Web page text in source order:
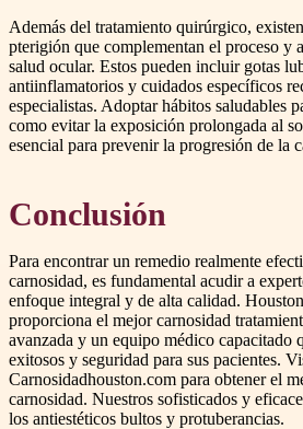
Además del tratamiento quirúrgico,
pterigión que complementan el proceso y
salud ocular. Estos pueden incluir gotas
antiinflamatorios y cuidados específicos
especialistas. Adoptar hábitos saludables
como evitar la exposición prolongada al
esencial para prevenir la progresión de la
Conclusión
Para encontrar un remedio realmente
carnosidad, es fundamental acudir a
enfoque integral y de alta calidad.
proporciona el mejor carnosidad
avanzada y un equipo médico capacitado
exitosos y seguridad para sus pacientes.
Carnosidadhouston.com para obtener el
carnosidad. Nuestros sofisticados y
los antiestéticos bultos y protuberancias.